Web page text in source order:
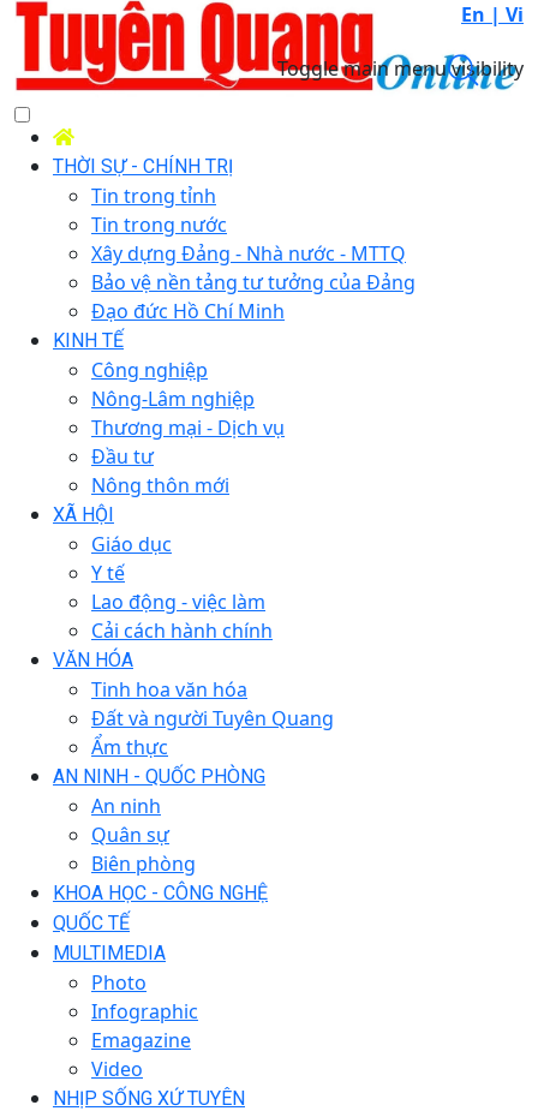
En | Vi
Toggle main menu visibility
THỜI SỰ - CHÍNH TRỊ
Tin trong tỉnh
Tin trong nước
Xây dựng Đảng - Nhà nước - MTTQ
Bảo vệ nền tảng tư tưởng của Đảng
Đạo đức Hồ Chí Minh
KINH TẾ
Công nghiệp
Nông-Lâm nghiệp
Thương mại - Dịch vụ
Đầu tư
Nông thôn mới
XÃ HỘI
Giáo dục
Y tế
Lao động - việc làm
Cải cách hành chính
VĂN HÓA
Tinh hoa văn hóa
Đất và người Tuyên Quang
Ẩm thực
AN NINH - QUỐC PHÒNG
An ninh
Quân sự
Biên phòng
KHOA HỌC - CÔNG NGHỆ
QUỐC TẾ
MULTIMEDIA
Photo
Infographic
Emagazine
Video
NHỊP SỐNG XỨ TUYÊN